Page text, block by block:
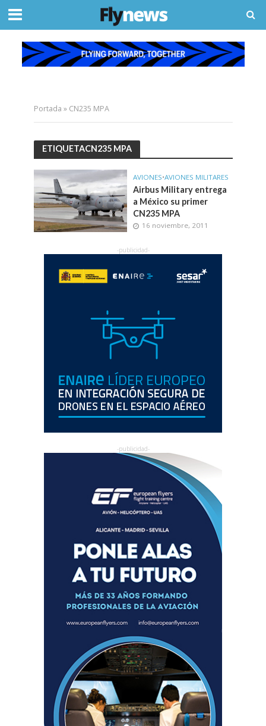
Portada » CN235 MPA
ETIQUETACN235 MPA
AVIONES•AVIONES MILITARES
Airbus Military entrega
a México su primer
CN235 MPA
16 noviembre, 2011